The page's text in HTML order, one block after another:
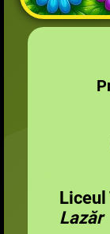
Liceul
Lazăr